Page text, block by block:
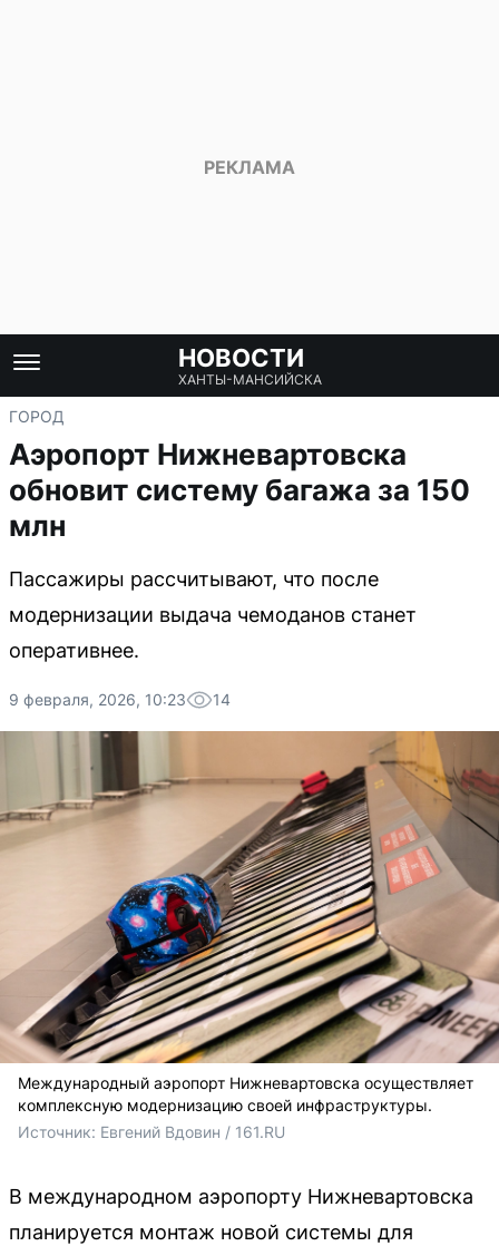
НОВОСТИ
ХАНТЫ-МАНСИЙСКА
ГОРОД
Аэропорт Нижневартовска
обновит систему багажа за 150
млн
Пассажиры рассчитывают, что после
модернизации выдача чемоданов станет
оперативнее.
9 февраля, 2026, 10:23 14
Международный аэропорт Нижневартовска осуществляет
комплексную модернизацию своей инфраструктуры.
Источник: Евгений Вдовин / 161.RU
В международном аэропорту Нижневартовска
планируется монтаж новой системы для